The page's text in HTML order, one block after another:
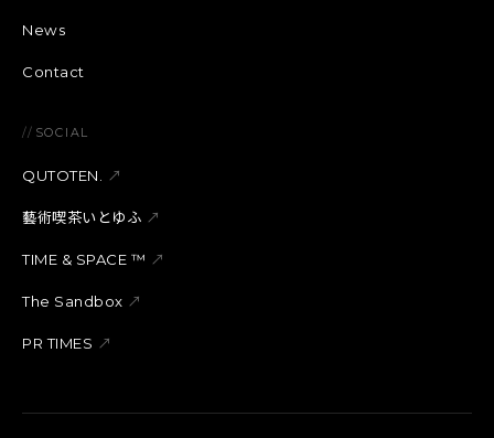
News
Contact
// SOCIAL
QUTOTEN. ↗
藝術喫茶いとゆふ ↗
TIME & SPACE ™︎ ↗
The Sandbox ↗
PR TIMES ↗